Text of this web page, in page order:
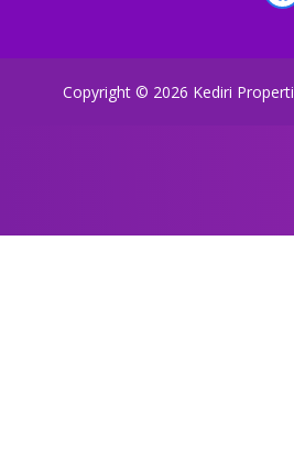
Copyright © 2026 Kediri Properti